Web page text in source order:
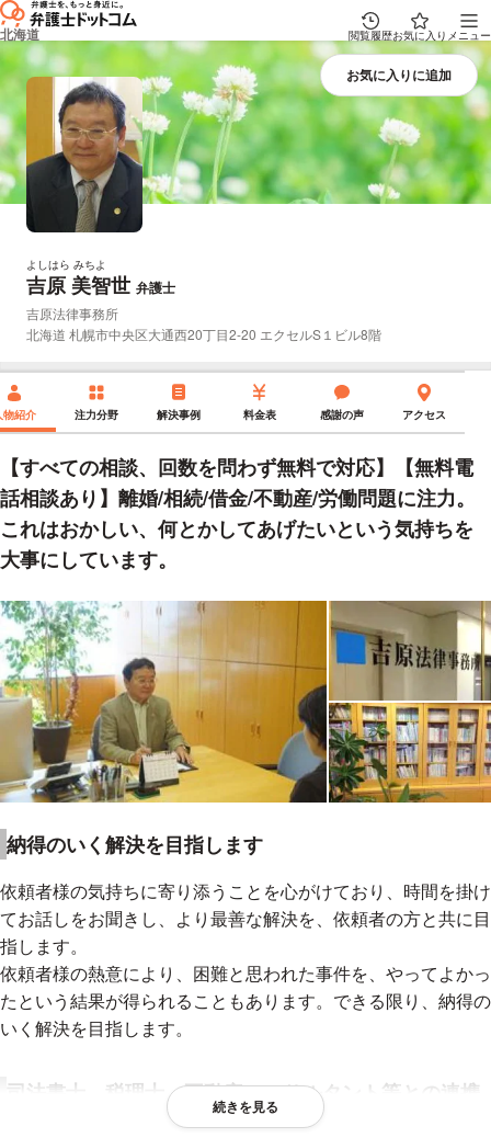
北海道 閲覧履歴お気に入り メニュー
よしはら みちよ
吉原 美智世 弁護士
所属事務所：
吉原法律事務所
所在地：
北海道 札幌市中央区大通西20丁目2-20 エクセルS１ビル8階
物紹介 注力分野 解決事例 料金表 感謝の声 アクセス
【すべての相談、回数を問わず無料で対応】【無料電
話相談あり】離婚/相続/借金/不動産/労働問題に注力。
これはおかしい、何とかしてあげたいという気持ちを
大事にしています。
納得のいく解決を目指します
依頼者様の気持ちに寄り添うことを心がけており、時間を掛け
てお話しをお聞きし、より最善な解決を、依頼者の方と共に目
指します。
依頼者様の熱意により、困難と思われた事件を、やってよかっ
たという結果が得られることもあります。できる限り、納得の
いく解決を目指します。
司法書士、税理士、不動産コンサルタント等との連携
続きを見る